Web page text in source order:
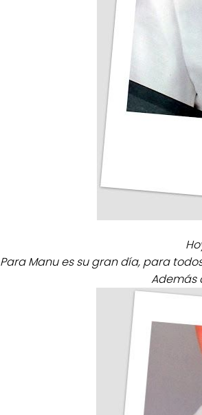
Para Manu es su gran día, para
Además